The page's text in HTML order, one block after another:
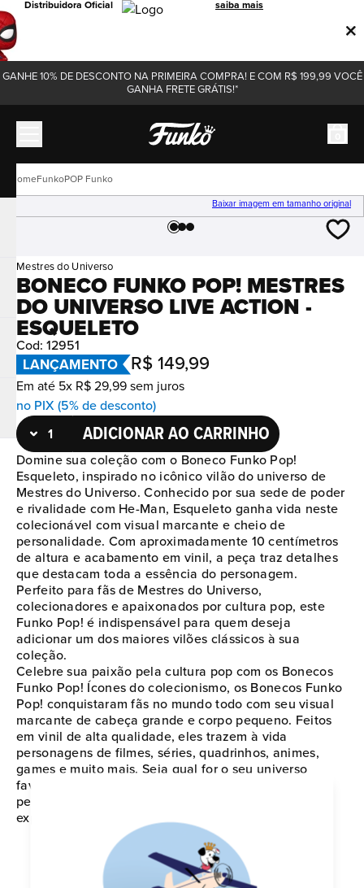
Distribuidora Oficial saiba mais
GANHE 10% DE DESCONTO NA PRIMEIRA COMPRA! E COM R$ 199,99 VOCÊ
GANHA FRETE GRÁTIS!*
FunkoPOP Funko
Baixar imagem em tamanho original
Mestres do Universo
BONECO FUNKO POP! MESTRES
DO UNIVERSO LIVE ACTION -
ESQUELETO
Cod: 12951
LANÇAMENTO R$ 149,99
Em até 5x R$ 29,99 sem juros
no PIX (5% de desconto)
ADICIONAR AO CARRINHO
Domine sua coleção com o Boneco Funko Pop!
Esqueleto, inspirado no icônico vilão do universo de
Mestres do Universo. Conhecido por sua sede de poder
e rivalidade com He-Man, Esqueleto ganha vida neste
colecionável com visual marcante e cheio de
personalidade. Com aproximadamente 10 centímetros
de altura e acabamento em vinil, a peça traz detalhes
que destacam toda a essência do personagem.
Perfeito para fãs de Mestres do Universo,
colecionadores e apaixonados por cultura pop, este
Funko Pop! é indispensável para quem deseja
adicionar um dos maiores vilões clássicos à sua
coleção.
Celebre sua paixão pela cultura pop com os Bonecos
Funko Pop! Ícones do colecionismo, os Bonecos Funko
Pop! conquistaram fãs no mundo todo com seu visual
marcante de cabeça grande e corpo pequeno. Feitos
em vinil de alta qualidade, eles trazem à vida
personagens de filmes, séries, quadrinhos, animes,
games e muito mais. Seja qual for o seu universo
favorito, existe um Funko perfeito para expressar sua
personalidade e paixão pela cultura pop. Comece ou
expanda sua coleção agora mesmo!
QUEM VIU ISTO, TAMBÉM VIU